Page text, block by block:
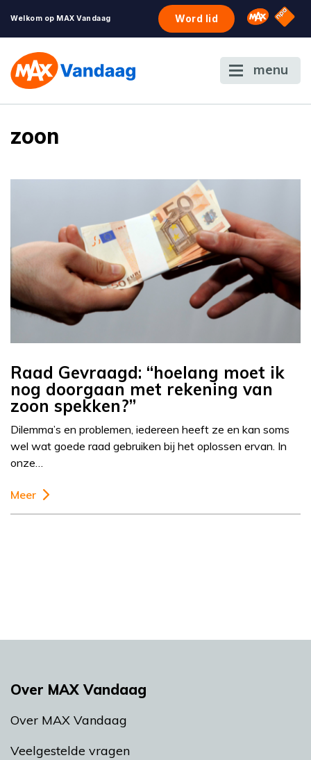
Welkom op MAX Vandaag Word lid Omroep
NPO
menu
zoon
Raad Gevraagd: “hoelang moet ik
nog doorgaan met rekening van
zoon spekken?”
Dilemma’s en problemen, iedereen heeft ze en kan soms
wel wat goede raad gebruiken bij het oplossen ervan. In
onze…
Meer
Over MAX Vandaag
Over MAX Vandaag
Veelgestelde vragen